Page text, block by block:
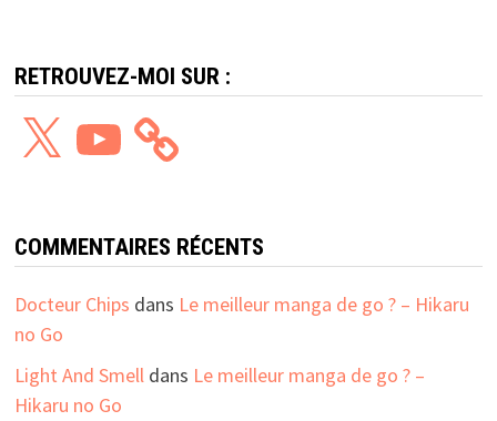
RETROUVEZ-MOI SUR :
YouTube
COMMENTAIRES RÉCENTS
Docteur Chips dans Le meilleur manga de go ? – Hikaru
no Go
Light And Smelldans Le meilleur manga de go ? –
Hikaru no Go